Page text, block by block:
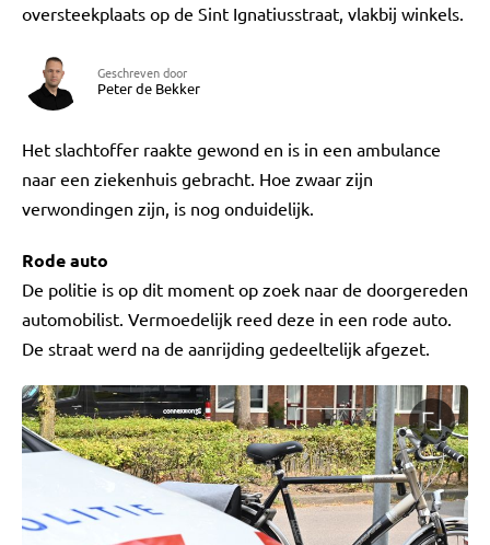
oversteekplaats op de Sint Ignatiusstraat, vlakbij winkels.
Geschreven door
Peter de Bekker
Het slachtoffer raakte gewond en is in een ambulance
naar een ziekenhuis gebracht. Hoe zwaar zijn
verwondingen zijn, is nog onduidelijk.
Rode auto
De politie is op dit moment op zoek naar de doorgereden
automobilist. Vermoedelijk reed deze in een rode auto.
De straat werd na de aanrijding gedeeltelijk afgezet.